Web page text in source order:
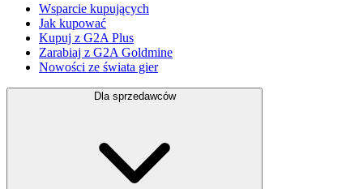
Wsparcie kupujących
Jak kupować
Kupuj z G2A Plus
Zarabiaj z G2A Goldmine
Nowości ze świata gier
Dla sprzedawców